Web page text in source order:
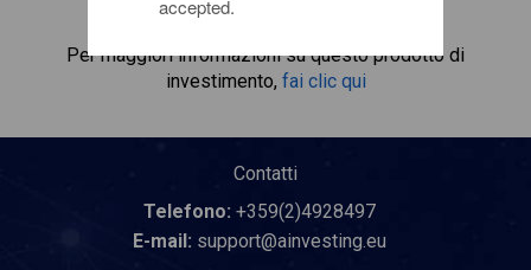
leva fino a 1:200.
Per maggiori informazioni su questo prodotto di
investimento, fai clic qui
Contatti
Telefono: +359(2)4928497
E-mail: support@ainvesting.eu
accepted.